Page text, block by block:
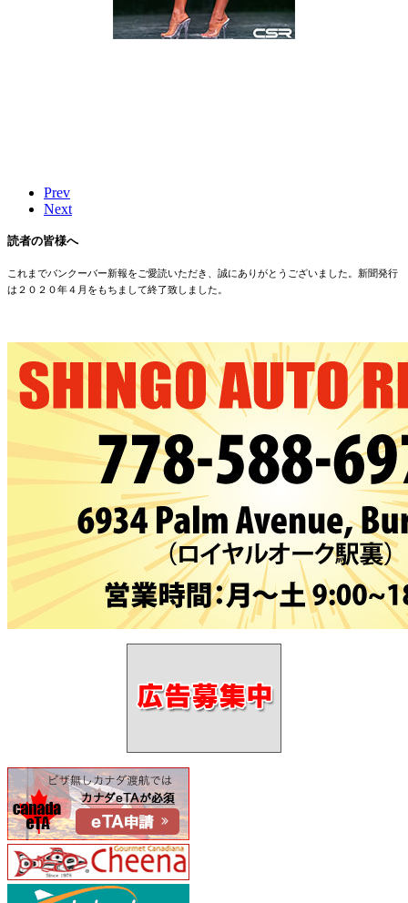
Prev
Next
読者の皆様へ
これまでバンクーバー新報をご愛読いただき、誠にありがとうございました。新聞発行
は２０２０年４月をもちまして終了致しました。